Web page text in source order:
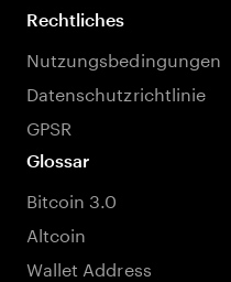
Rechtliches
Nutzungsbedingungen
Datenschutzrichtlinie
GPSR
Glossar
Bitcoin 3.0
Altcoin
Wallet Address